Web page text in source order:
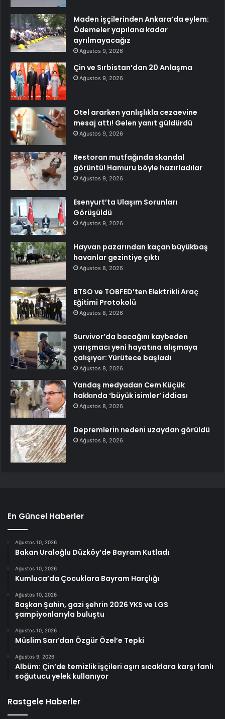
Maden işçilerinden Ankara’da eylem:
Ödemeler yapılana kadar
ayrılmayacağız
Ağustos 9, 2026
Çin ve Sırbistan’dan 20 Anlaşma
Ağustos 9, 2026
Otel ararken yanlışlıkla cezaevine
mesaj attı! Gelen yanıt güldürdü
Ağustos 9, 2026
Restoran mutfağında skandal
görüntü! Hamuru böyle hazırladılar
Ağustos 9, 2026
Esenyurt’ta Ulaşım Sorunları
Görüşüldü
Ağustos 9, 2026
Hayvan pazarından kaçan büyükbaş
havanlar gezintiye çıktı
Ağustos 8, 2026
BTSO ve TOBFED’ten Elektrikli Araç
Eğitimi Protokolü
Ağustos 8, 2026
Survivor’da bacağını kaybeden
yarışmacı yeni hayatına alışmaya
çalışıyor: Yürütece başladı
Ağustos 8, 2026
Yandaş medyadan Cem Küçük
hakkında ‘büyük isimler’ iddiası
Ağustos 8, 2026
Depremlerin nedeni uzaydan görüldü
Ağustos 8, 2026
En Güncel Haberler
Ağustos 10, 2026
Bakan Uraloğlu Düzköy’de Bayram Kutladı
Ağustos 10, 2026
Kumluca’da Çocuklara Bayram Harçlığı
Ağustos 10, 2026
Başkan Şahin, gazi şehrin 2026 YKS ve LGS
şampiyonlarıyla buluştu
Ağustos 10, 2026
Müslim Sarı’dan Özgür Özel’e Tepki
Ağustos 9, 2026
Albüm: Çin’de temizlik işçileri aşırı sıcaklara karşı fanlı
soğutucu yelek kullanıyor
Rastgele Haberler